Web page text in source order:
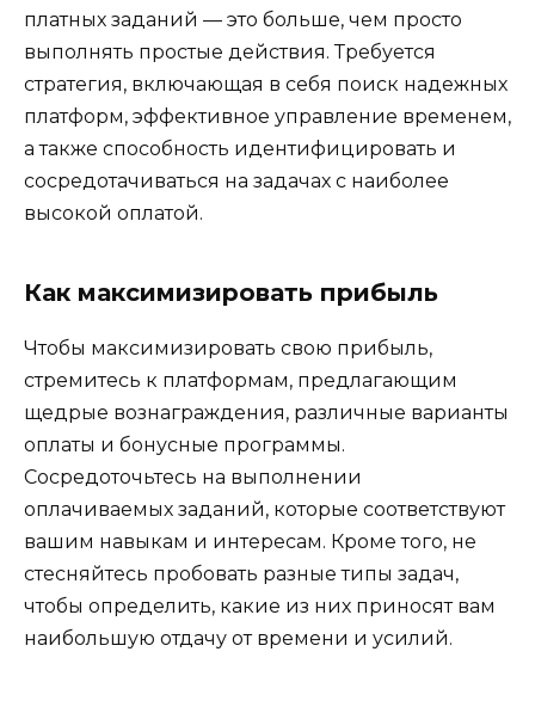
платных заданий — это больше, чем просто
выполнять простые действия. Требуется
стратегия, включающая в себя поиск надежных
платформ, эффективное управление временем,
а также способность идентифицировать и
сосредотачиваться на задачах с наиболее
высокой оплатой.
Как максимизировать прибыль
Чтобы максимизировать свою прибыль,
стремитесь к платформам, предлагающим
щедрые вознаграждения, различные варианты
оплаты и бонусные программы.
Сосредоточьтесь на выполнении
оплачиваемых заданий, которые соответствуют
вашим навыкам и интересам. Кроме того, не
стесняйтесь пробовать разные типы задач,
чтобы определить, какие из них приносят вам
наибольшую отдачу от времени и усилий.